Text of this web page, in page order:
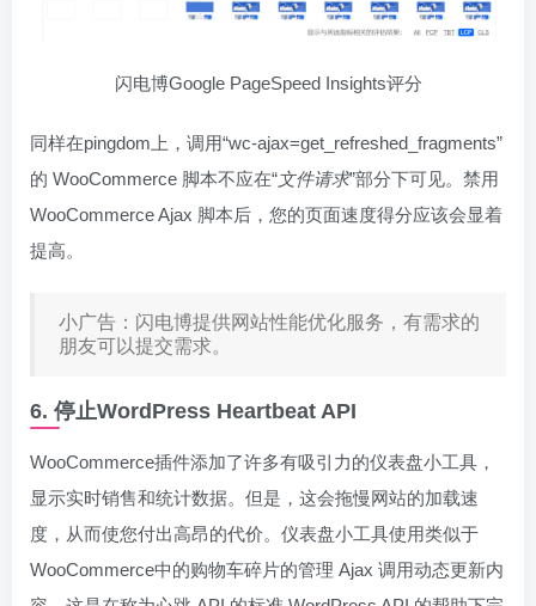
闪电博Google PageSpeed Insights评分
同样在pingdom上，调用“wc-ajax=get_refreshed_fragments”
的 WooCommerce 脚本不应在“文件请求”部分下可见。禁用
WooCommerce Ajax 脚本后，您的页面速度得分应该会显着
提高。
小广告：闪电博提供网站性能优化服务，有需求的
朋友可以提交需求。
6. 停止WordPress Heartbeat API
WooCommerce插件添加了许多有吸引力的仪表盘小工具，
显示实时销售和统计数据。但是，这会拖慢网站的加载速
度，从而使您付出高昂的代价。仪表盘小工具使用类似于
WooCommerce中的购物车碎片的管理 Ajax 调用动态更新内